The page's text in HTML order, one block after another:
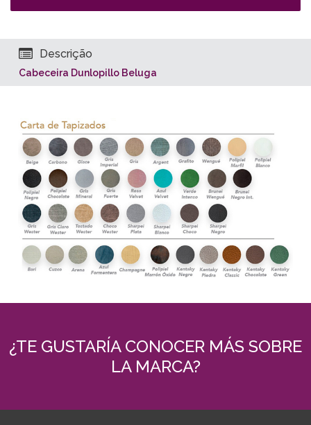
Descrição
Cabeceira Dunlopillo Beluga
¿TE GUSTARÍA CONOCER MÁS SOBRE
LA MARCA?